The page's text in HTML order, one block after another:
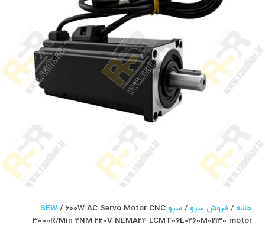
خانه / فروش سرو /سرو SEW/ 600W AC Servo Motor CNC
3000R/Min 2NM 220V NEMA24 LCMT06L0260M01930 motor